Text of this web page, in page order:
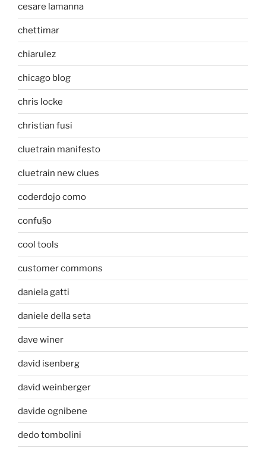
cesare lamanna
chettimar
chiarulez
chicago blog
chris locke
christian fusi
cluetrain manifesto
cluetrain new clues
coderdojo como
confu§o
cool tools
customer commons
daniela gatti
daniele della seta
dave winer
david isenberg
david weinberger
davide ognibene
dedo tombolini